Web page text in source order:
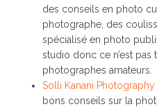
des conseils en photo
photographe, des
spécialisé en photo
studio donc ce n’est pas
photographes amateurs.
Solli Kanani Photography
bons conseils sur la